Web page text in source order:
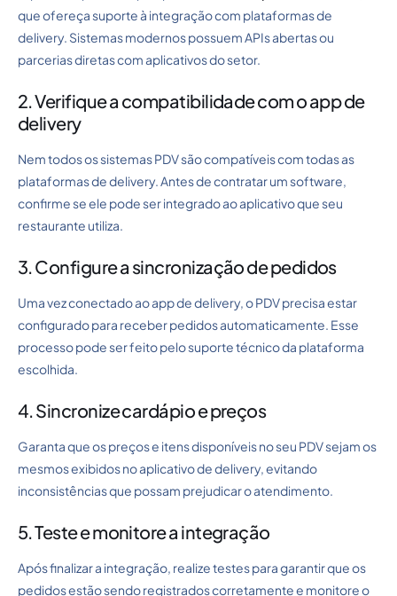
que ofereça suporte à integração com plataformas de
delivery. Sistemas modernos possuem APIs abertas ou
parcerias diretas com aplicativos do setor.
2. Verifique a compatibilidade com o app de
delivery
Nem todos os sistemas PDV são compatíveis com todas as
plataformas de delivery. Antes de contratar um software,
confirme se ele pode ser integrado ao aplicativo que seu
restaurante utiliza.
3. Configure a sincronização de pedidos
Uma vez conectado ao app de delivery, o PDV precisa estar
configurado para receber pedidos automaticamente. Esse
processo pode ser feito pelo suporte técnico da plataforma
escolhida.
4. Sincronize cardápio e preços
Garanta que os preços e itens disponíveis no seu PDV sejam os
mesmos exibidos no aplicativo de delivery, evitando
inconsistências que possam prejudicar o atendimento.
5. Teste e monitore a integração
Após finalizar a integração, realize testes para garantir que os
pedidos estão sendo registrados corretamente e monitore o